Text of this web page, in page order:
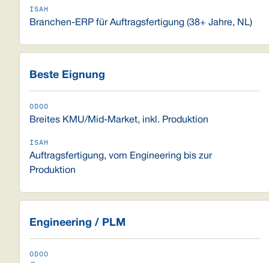
Branchen-ERP für Auftragsfertigung (38+ Jahre, NL)
Beste Eignung
Breites KMU/Mid-Market, inkl. Produktion
Auftragsfertigung, vom Engineering bis zur
Produktion
Engineering / PLM